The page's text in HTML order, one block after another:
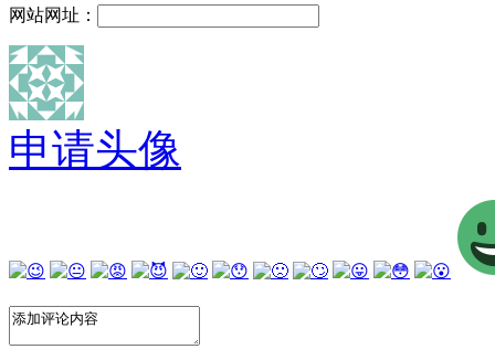
网站网址：
申请头像